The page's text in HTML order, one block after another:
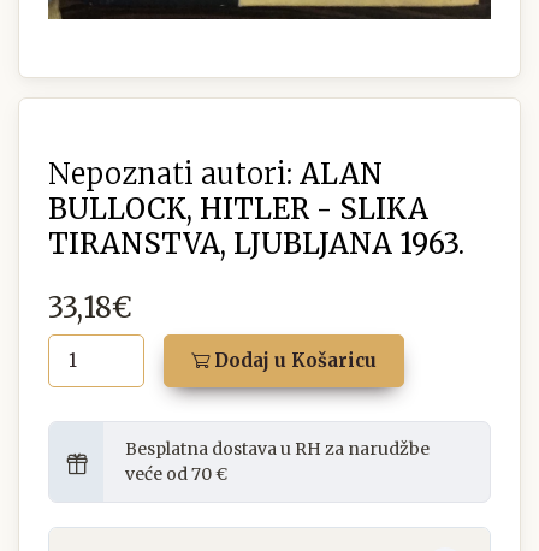
Nepoznati autori: ALAN
BULLOCK, HITLER - SLIKA
TIRANSTVA, LJUBLJANA 1963.
33,18€
Dodaj u Košaricu
Besplatna dostava u RH za narudžbe
veće od 70 €